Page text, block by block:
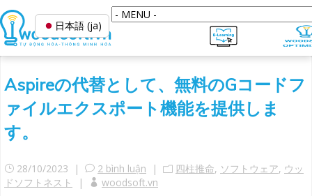
Aspireの代替として、無料のGコードフ
ァイルエクスポート機能を提供しま
す。
28/10/2023 | 2 bình luận | 四柱推命, ソフトウェア, ウッ
ドソフトネスト
|
woodsoft.vn
日本語 (ja)